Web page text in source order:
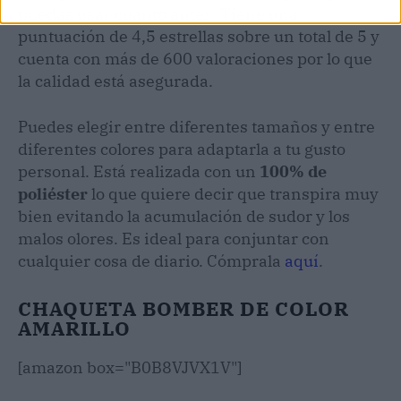
puntuación de 4,5 estrellas sobre un total de 5 y
cuenta con más de 600 valoraciones por lo que
la calidad está asegurada.
Puedes elegir entre diferentes tamaños y entre
diferentes colores para adaptarla a tu gusto
personal. Está realizada con un 100% de
poliéster lo que quiere decir que transpira muy
bien evitando la acumulación de sudor y los
malos olores. Es ideal para conjuntar con
cualquier cosa de diario. Cómprala aquí.
CHAQUETA BOMBER DE COLOR
AMARILLO
[amazon box="B0B8VJVX1V"]